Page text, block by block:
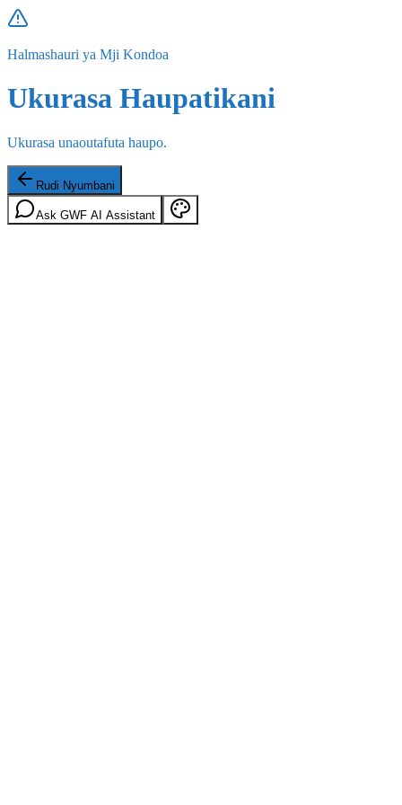
Halmashauri ya Mji Kondoa
Ukurasa Haupatikani
Ukurasa unaoutafuta haupo.
Rudi Nyumbani
Ask GWF AI Assistant